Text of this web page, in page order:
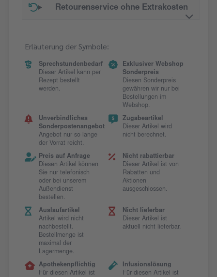
Retourenservice ohne Extrakosten
Erläuterung der Symbole:
Sprechstundenbedarf
Dieser Artikel kann per
Rezept bestellt
werden.
Exklusiver Webshop
Sonderpreis
Diesen Sonderpreis
gewähren wir nur bei
Bestellungen im
Webshop.
Unverbindliches
Sonderpostenangebot
Angebot nur so lange
der Vorrat reicht.
Zugabeartikel
Dieser Artikel wird
nicht berechnet.
Preis auf Anfrage
Diesen Artikel können
Sie nur telefonisch
oder bei unserem
Außendienst
bestellen.
Nicht rabattierbar
Dieser Artikel ist von
Rabatten und
Aktionen
ausgeschlossen.
Auslaufartikel
Artikel wird nicht
nachbestellt.
Bestellmenge ist
maximal der
Lagermenge.
Nicht lieferbar
Dieser Artikel ist
aktuell nicht lieferbar.
Apothekenpflichtig
Für diesen Artikel ist
Infusionslösung
Für diesen Artikel ist